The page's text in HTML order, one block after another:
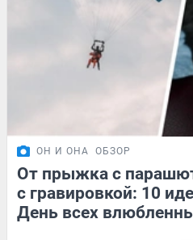
ОН И ОНА ОБЗОР
От прыжка с
с гравировкой: 10
День всех